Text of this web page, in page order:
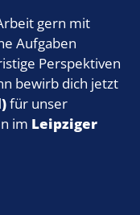
gern mit
Aufgaben
Perspektiven
bewirb dich jetzt
für unser
im Leipziger